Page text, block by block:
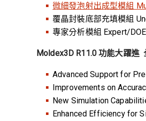
微細發泡射出成型模組
覆晶封裝底部充填模組
專家分析模組 Expert/DOE
Moldex3D R11.0 功能大躍進
Advanced Support for
Improvements on
New Simulation
Enhanced Efficiency for